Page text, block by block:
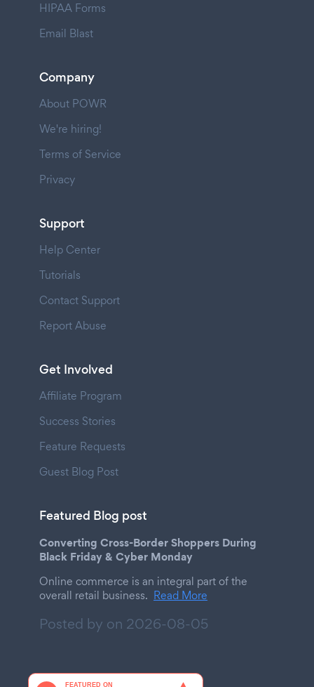
HIPAA Forms
Email Blast
Company
About POWR
We're hiring!
Terms of Service
Privacy
Support
Help Center
Tutorials
Contact Support
Report Abuse
Get Involved
Affiliate Program
Success Stories
Feature Requests
Guest Blog Post
Featured Blog post
Converting Cross-Border Shoppers During
Black Friday & Cyber Monday
Online commerce is an integral part of the
overall retail business. Read More
Posted by on 2026-08-05